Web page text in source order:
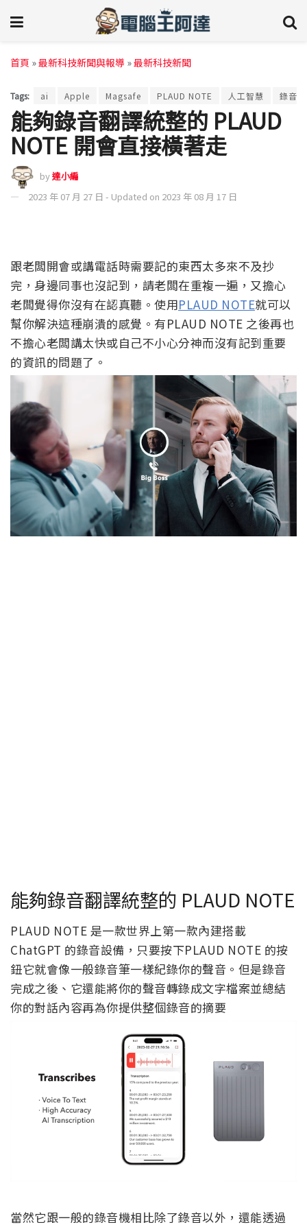
首頁 »最新科技新聞與報導 »最新科技新聞
Tags: ai Apple Magsafe PLAUD NOTE 人工智慧 錄音筆
能夠錄音翻譯統整的 PLAUD
NOTE 開會直接橫著走
by達小編
2023 年 07 月 27 日 - Updated on 2023 年 08 月 17 日
跟老闆開會或講電話時需要記的東西太多來不及抄
完，身邊同事也沒記到，請老闆在重複一遍，又擔心
老闆覺得你沒有在認真聽。使用PLAUD NOTE就可以
幫你解決這種崩潰的感覺。有PLAUD NOTE 之後再也
不擔心老闆講太快或自己不小心分神而沒有記到重要
的資訊的問題了。
能夠錄音翻譯統整的 PLAUD NOTE
PLAUD NOTE 是一款世界上第一款內建搭載
ChatGPT 的錄音設備，只要按下PLAUD NOTE 的按
鈕它就會像一般錄音筆一樣紀錄你的聲音。但是錄音
完成之後、它還能將你的聲音轉錄成文字檔案並總結
你的對話內容再為你提供整個錄音的摘要
當然它跟一般的錄音機相比除了錄音以外，還能透過